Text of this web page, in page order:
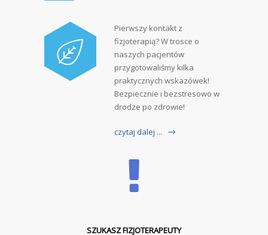
Pierwszy kontakt z
fizjoterapią? W trosce o
naszych pacjentów
przygotowaliśmy kilka
praktycznych wskazówek!
Bezpiecznie i bezstresowo w
drodze po zdrowie!
czytaj dalej ...
SZUKASZ FIZJOTERAPEUTY